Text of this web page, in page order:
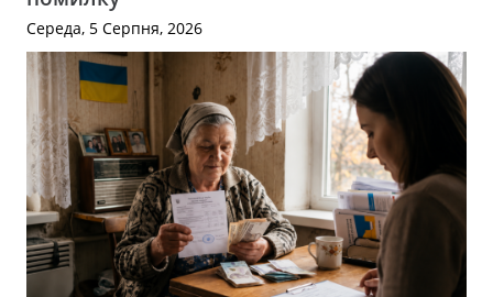
Середа, 5 Серпня, 2026